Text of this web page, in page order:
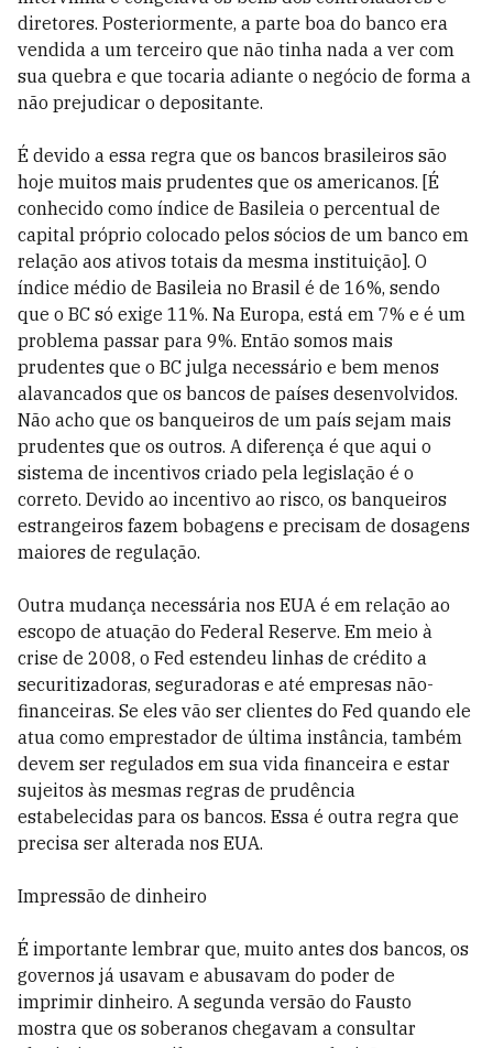
diretores. Posteriormente, a parte boa do banco era
vendida a um terceiro que não tinha nada a ver com
sua quebra e que tocaria adiante o negócio de forma a
não prejudicar o depositante.
É devido a essa regra que os bancos brasileiros são
hoje muitos mais prudentes que os americanos. [É
conhecido como índice de Basileia o percentual de
capital próprio colocado pelos sócios de um banco em
relação aos ativos totais da mesma instituição]. O
índice médio de Basileia no Brasil é de 16%, sendo
que o BC só exige 11%. Na Europa, está em 7% e é um
problema passar para 9%. Então somos mais
prudentes que o BC julga necessário e bem menos
alavancados que os bancos de países desenvolvidos.
Não acho que os banqueiros de um país sejam mais
prudentes que os outros. A diferença é que aqui o
sistema de incentivos criado pela legislação é o
correto. Devido ao incentivo ao risco, os banqueiros
estrangeiros fazem bobagens e precisam de dosagens
maiores de regulação.
Outra mudança necessária nos EUA é em relação ao
escopo de atuação do Federal Reserve. Em meio à
crise de 2008, o Fed estendeu linhas de crédito a
securitizadoras, seguradoras e até empresas não-
financeiras. Se eles vão ser clientes do Fed quando ele
atua como emprestador de última instância, também
devem ser regulados em sua vida financeira e estar
sujeitos às mesmas regras de prudência
estabelecidas para os bancos. Essa é outra regra que
precisa ser alterada nos EUA.
Impressão de dinheiro
É importante lembrar que, muito antes dos bancos, os
governos já usavam e abusavam do poder de
imprimir dinheiro. A segunda versão do Fausto
mostra que os soberanos chegavam a consultar